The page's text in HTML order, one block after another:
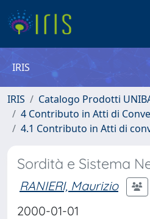
IRIS
IRIS
Catalogo Prodotti
4 Contributo in Atti di
4.1 Contributo in Atti di
Sordità e Sistema
RANIERI, Maurizio
2000-01-01